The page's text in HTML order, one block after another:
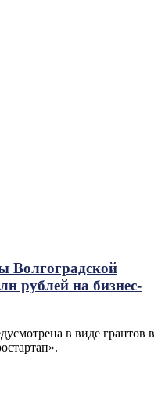
Волгоградской
рублей на бизнес-
в виде грантов в